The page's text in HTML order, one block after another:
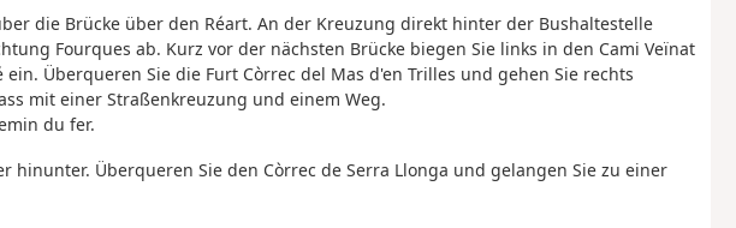
die Brücke über den Réart. An der Kreuzung direkt hinter der Bushaltestelle
Fourques ab. Kurz vor der nächsten Brücke biegen Sie links in den Cami Veïnat
Überqueren Sie die Furt Còrrec del Mas d'en Trilles und gehen Sie rechts
mit einer Straßenkreuzung und einem Weg.
du fer.
hinunter. Überqueren Sie den Còrrec de Serra Llonga und gelangen Sie zu einer